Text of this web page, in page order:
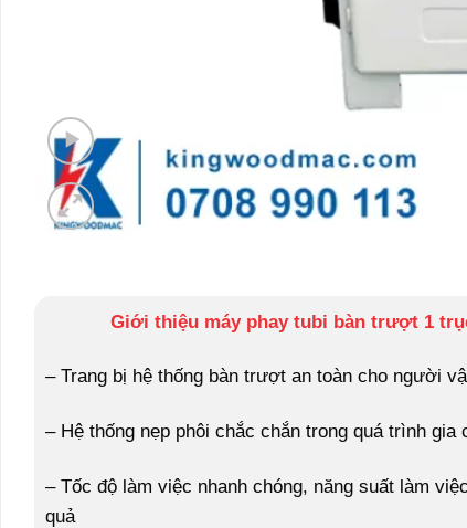
Giới thiệu máy phay tubi bàn trượt 1
– Trang bị hệ thống bàn trượt an toàn cho người
– Hệ thống nẹp phôi chắc chắn trong quá trình gia
– Tốc độ làm việc nhanh chóng, năng suất làm
quả